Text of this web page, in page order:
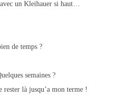
un Kleihauer si haut…
de temps ?
semaines ?
rester là jusqu’a mon terme !